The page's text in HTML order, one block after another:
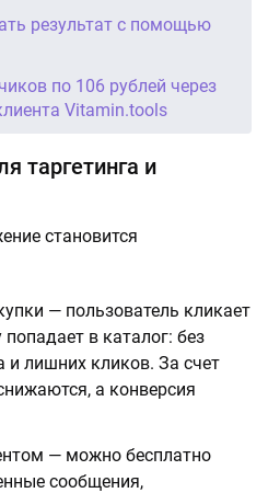
результат с помощью
по 106 рублей через
Vitamin.tools
таргетинга и
становится
— пользователь кликает
в каталог: без
и лишних кликов. За счет
а конверсия
— можно бесплатно
сообщения,